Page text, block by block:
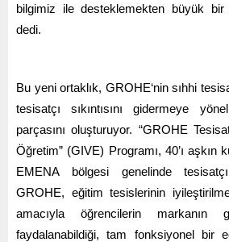
bilgimiz ile desteklemekten büyük bir
dedi.
Bu yeni ortaklık, GROHE‘nin sıhhi
tesisatçı sıkıntısını gidermeye
parçasını oluşturuyor. “GROHE
Öğretim” (GIVE) Programı, 40’ı aşkın
EMENA bölgesi genelinde
GROHE, eğitim tesislerinin
amacıyla öğrencilerin markanın
faydalanabildiği, tam fonksiyonel bir